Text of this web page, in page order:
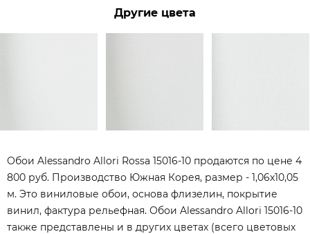
Другие цвета
Обои Alessandro Allori Rossa 15016-10 продаются по цене 4
800 руб. Производство Южная Корея, размер - 1,06x10,05
м. Это виниловые обои, основа флизелин, покрытие
винил, фактура рельефная. Обои Alessandro Allori 15016-10
также представлены и в других цветах (всего цветовых